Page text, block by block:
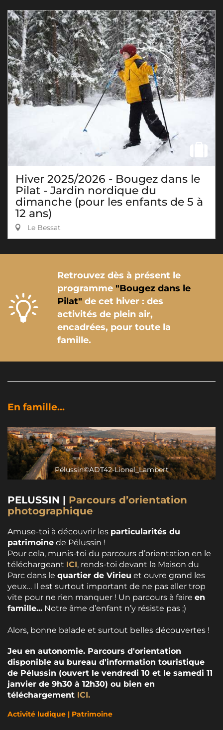
Hiver 2025/2026 - Bougez dans le
Pilat - Jardin nordique du
dimanche (pour les enfants de 5 à
12 ans)
Le Bessat
Retrouvez dès à présent le
programme "Bougez dans le
Pilat" de cet hiver : des
activités de plein air,
encadrées, pour toute la
famille.
En famille...
Pélussin©ADT42-Lionel_Lambert
PELUSSIN | Parcours d’orientation
photographique
Amuse-toi à découvrir les particularités du
patrimoine de Pélussin !
Pour cela, munis-toi du parcours d’orientation en le
téléchargeant ICI, rends-toi devant la Maison du
Parc dans le quartier de Virieu et ouvre grand les
yeux… Il est surtout important de ne pas aller trop
vite pour ne rien manquer ! Un parcours à faire en
famille... Notre âme d’enfant n’y résiste pas ;)
Alors, bonne balade et surtout belles découvertes !
Jeu en autonomie. Parcours d'orientation
disponible au bureau d'information touristique
de Pélussin (ouvert le vendredi 10 et le samedi 11
janvier de 9h30 à 12h30) ou bien en
téléchargement ICI.
Activité ludique | Patrimoine